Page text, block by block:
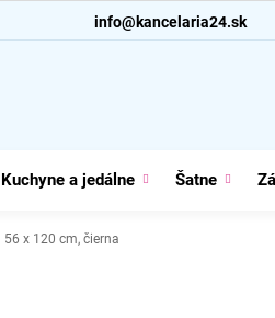
info@kancelaria24.sk
Kuchyne a jedálne Šatne
56 x 120 cm, čierna